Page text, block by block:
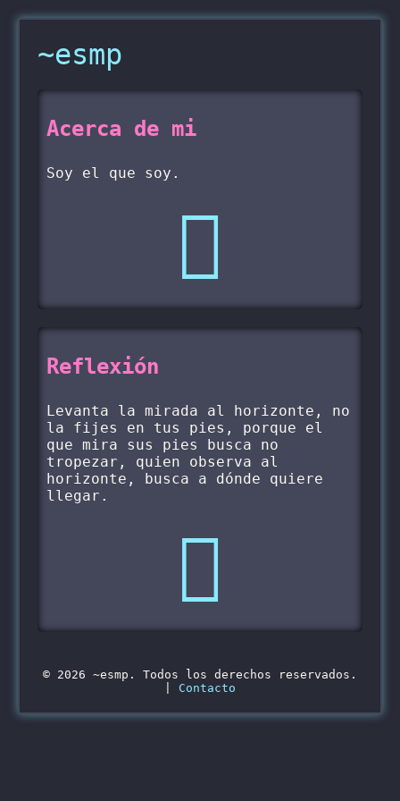
~esmp
Acerca de mi
Soy el que soy.

Reflexión
Levanta la mirada al horizonte, no
la fijes en tus pies, porque el
que mira sus pies busca no
tropezar, quien observa al
horizonte, busca a dónde quiere
llegar.

© 2026 ~esmp. Todos los derechos reservados.
Contacto